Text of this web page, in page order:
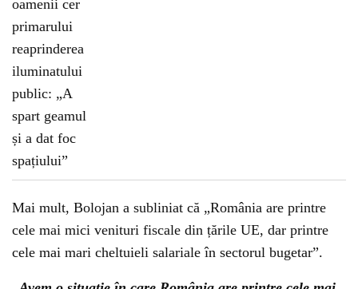
Mai mult, Bolojan a subliniat că „România are printre
cele mai mici venituri fiscale din țările UE, dar printre
cele mai mari cheltuieli salariale în sectorul bugetar”.